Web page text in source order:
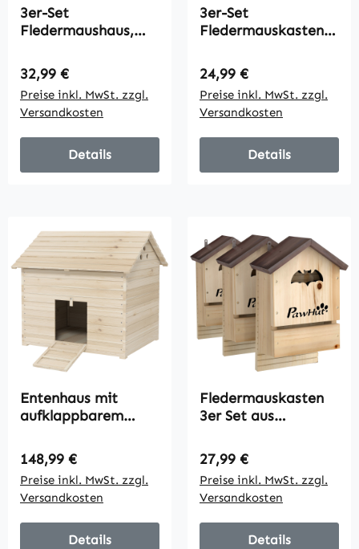
3er-Set
Fledermaushaus,
zu 3 Fledermäuse
pro Haus,
behandeltes
Tannenholz, Natur +
Schwarz
Regulärer Preis:
32,99 €
Preise inkl. MwSt. zzgl.
Versandkosten
Details
3er-Set
Fledermauskasten,
für Gärten,
Obstplantagen,
Bauernhöfe, leichtes
Aufhängen, 18 x 6 x
22,5 cm
Regulärer Preis:
24,99 €
Preise inkl. MwSt. zzgl.
Versandkosten
Details
Entenhaus mit
aufklappbarem
Geflügelhaus mit
erhöhten Boden und
Rampe, Tannenholz,
100 x 82,5 x 91 cm
Regulärer Preis:
148,99 €
Preise inkl. MwSt. zzgl.
Versandkosten
Details
Fledermauskasten
3er Set aus
Fledermaushaus für
Fledermäuse zum
Aufhängen für
Gärten, 21,5 x 11,5 x
34 cm
Regulärer Preis:
27,99 €
Preise inkl. MwSt. zzgl.
Versandkosten
Details